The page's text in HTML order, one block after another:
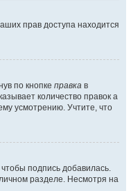
прав доступа находится
по кнопке правка в
количество правок а
усмотрению. Учтите, что
подпись добавилась.
разделе. Несмотря на